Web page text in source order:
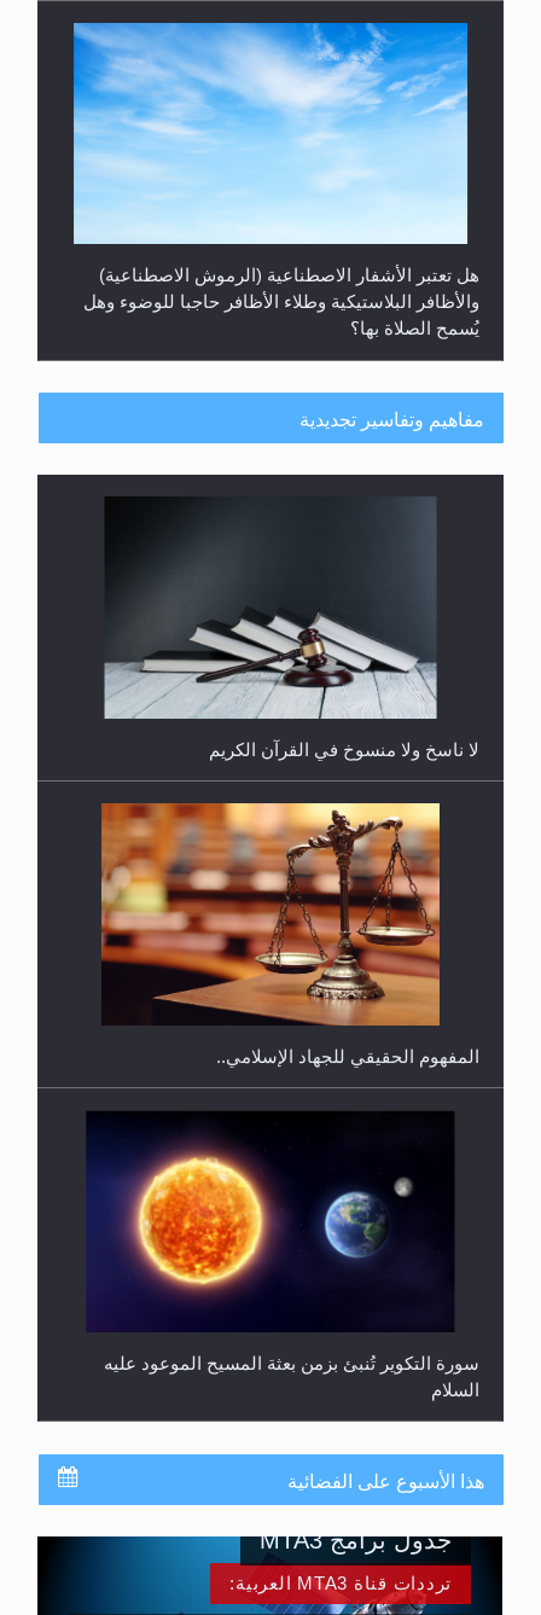
هل تعتبر الأشفار الاصطناعية (الرموش الاصطناعية)
والأظافر البلاستيكية وطلاء الأظافر حاجبا للوضوء وهل
يُسمح الصلاة بها؟
هل يُحسب حول الزكاة وفق السنة الميلادية أو الهجرية؟
هل يجوز فتح مشروع كوافير نسائي للمحجبات وغير
المحجبات؟
مفاهيم وتفاسير تجديدية
لا ناسخ ولا منسوخ في القرآن الكريم
المفهوم الحقيقي للجهاد الإسلامي..
سورة التكوير تُنبئ بزمن بعثة المسيح الموعود عليه
السلام
هذا الأسبوع على الفضائية
ترددات قناة MTA3 العربية:
جدول برامج MTA3